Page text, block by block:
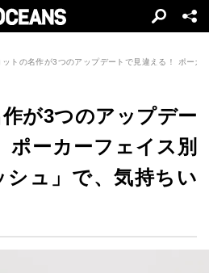
ットの名作が3つのアップデートで見違える！ ポー
が3つのアップデー
ポーカーフェイス別
ュ」で、気持ちい